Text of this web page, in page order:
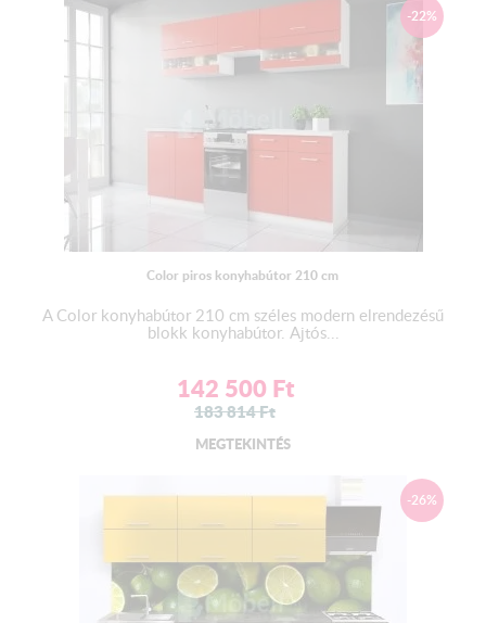
-22%
Color piros konyhabútor 210 cm
A Color konyhabútor 210 cm széles modern elrendezésű
blokk konyhabútor. Ajtós...
142 500 Ft
183 814Ft
MEGTEKINTÉS
-26%